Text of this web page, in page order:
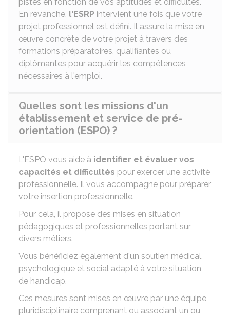
En revanche, l'ESRP intervient une fois que votre
projet professionnel est défini. Il assure la mise en
œuvre concrète de votre projet à travers des
formations préparatoires, qualifiantes ou
diplômantes pour acquérir les compétences
nécessaires à l'emploi.
Quelles sont les missions d'un
établissement et service de pré-
orientation (ESPO) ?
L'ESPO vous aide à identifier et évaluer vos
capacités et difficultés pour exercer une activité
professionnelle. Il vous accompagne pour préparer
votre insertion professionnelle.
Pour cela, il propose des mises en situation
pédagogiques et professionnelles portant sur
divers métiers.
Vous bénéficiez également d'un soutien médical,
psychologique et social adapté à votre situation
de handicap.
Ces mesures sont mises en œuvre par une équipe
pluridisciplinaire comprenant ou associant un ou